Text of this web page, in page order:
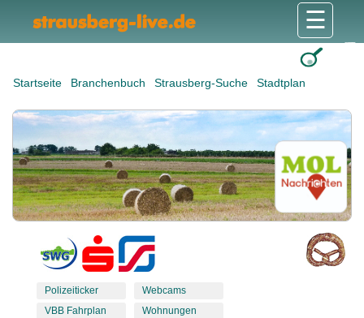
Startseite Branchenbuch Strausberg-Suche Stadtplan
☰
Polizeiticker
VBB Fahrplan
Webcams
Wohnungen